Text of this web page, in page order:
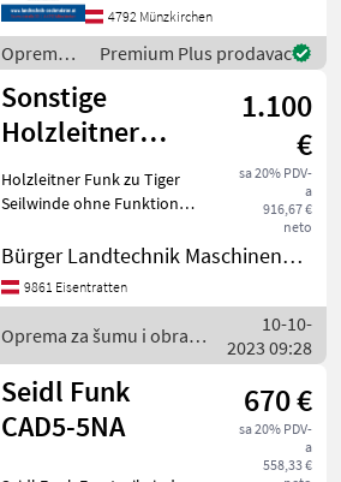
4792 Münzkirchen
Oprema
za šumu i
obradu
drveta /
Terra
Funk
Premium Plus prodavac
Sonstige
Holzleitner
Ameise
1.100
€
sa 20% PDV-
a
916,67 €
neto
Holzleitner Funk zu Tiger
Seilwinde ohne Funktion
Oprema za šumu i obradu
drveta Bežično upravljanje
Bürger Landtechnik Maschinenbau
9861 Eisentratten
Oprema za šumu i obradu
drveta / Sonstige
10-10-
2023 09:28
Seidl Funk
CAD5-5NA
670 €
sa 20% PDV-
a
558,33 €